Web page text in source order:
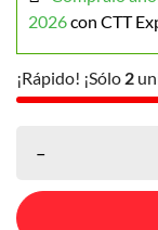
2026con CTT
¡Rápido! ¡Sólo 2
–